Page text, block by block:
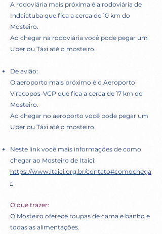
A rodoviária mais próxima é a rodoviária de
Indaiatuba que fica a cerca de 10 km do
Mosteiro.
Ao chegar na rodoviária você pode pegar um
Uber ou Táxi até o mosteiro.
De avião:
O aeroporto mais próximo é o Aeroporto
Viracopos-VCP que fica a cerca de 17 km do
Mosteiro.
Ao chegar no aeroporto você pode pegar um
Uber ou Táxi até o mosteiro.
Neste link você mais informações de como
chegar ao Mosteiro de Itaici:
https://www.itaici.org.br/contato#comochega
r
O que trazer:
O Mosteiro oferece roupas de cama e banho e
todas as alimentações.